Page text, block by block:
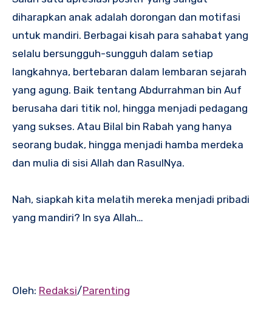
diharapkan anak adalah dorongan dan motifasi
untuk mandiri. Berbagai kisah para sahabat yang
selalu bersungguh-sungguh dalam setiap
langkahnya, bertebaran dalam lembaran sejarah
yang agung. Baik tentang Abdurrahman bin Auf
berusaha dari titik nol, hingga menjadi pedagang
yang sukses. Atau Bilal bin Rabah yang hanya
seorang budak, hingga menjadi hamba merdeka
dan mulia di sisi Allah dan RasulNya.
Nah, siapkah kita melatih mereka menjadi pribadi
yang mandiri? In sya Allah…
Oleh: Redaksi/Parenting